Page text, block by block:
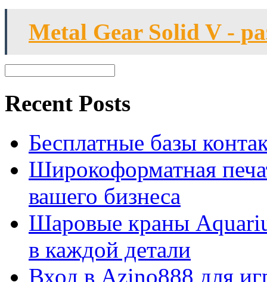
Metal Gear Solid V -
Recent Posts
Бесплатные базы
Широкоформатная
вашего бизнеса
Шаровые краны
в каждой детали
Вход в Azino888 для